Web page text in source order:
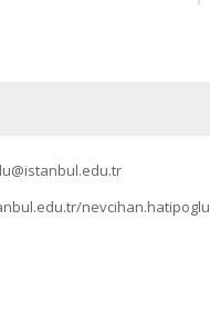
nevcihan.hatipoglu